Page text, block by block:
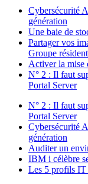
Cybersécurité
génération
Une baie de
Partager vos
Groupe
Activer la mise
N° 2 : Il faut
Portal Server
N° 2 : Il faut
Portal Server
Cybersécurité
génération
Auditer un
IBM i célèbre
Les 5 profils IT